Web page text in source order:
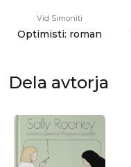
Vid Simoniti
Optimisti: roman
Dela avtorja